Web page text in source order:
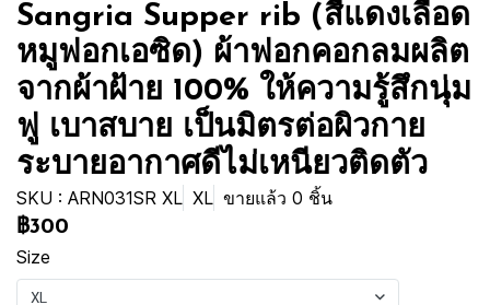
Sangria Supper rib (สีแดงเลือด
หมูฟอกเอซิด) ผ้าฟอกคอกลมผลิต
จากผ้าฝ้าย 100% ให้ความรู้สึกนุ่ม
ฟู เบาสบาย เป็นมิตรต่อผิวกาย
ระบายอากาศดีไม่เหนียวติดตัว
SKU : ARN031SR XL XL ขายแล้ว 0 ชิ้น
฿300
Size
XL